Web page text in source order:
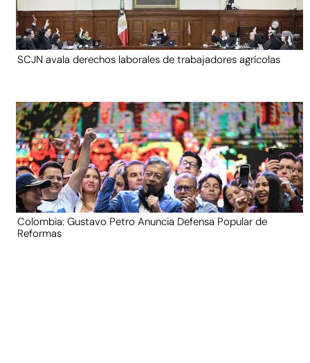
SCJN avala derechos laborales de trabajadores agrícolas
Colombia: Gustavo Petro Anuncia Defensa Popular de
Reformas